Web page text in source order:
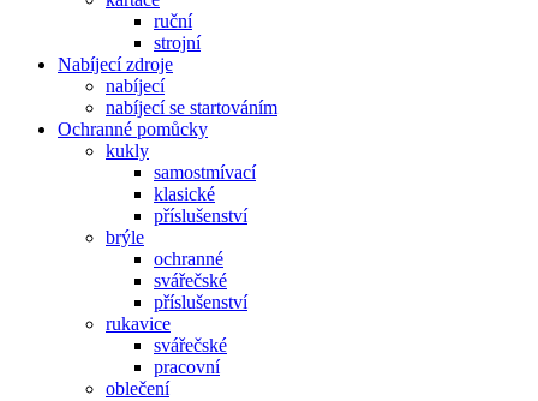
ruční
strojní
Nabíjecí zdroje
nabíjecí
nabíjecí se startováním
Ochranné pomůcky
kukly
samostmívací
klasické
příslušenství
brýle
ochranné
svářečské
příslušenství
rukavice
svářečské
pracovní
oblečení